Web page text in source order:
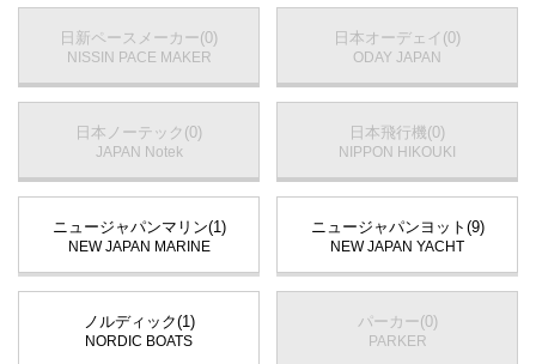
日新ペースメーカー(0)
NISSIN PACE MAKER
日本オーデェイ(0)
ODAY JAPAN
日本ノーテック(0)
JAPAN Notek
日本飛行機(0)
NIPPON HIKOUKI
ニュージャパンマリン(1)
NEW JAPAN MARINE
ニュージャパンヨット(9)
NEW JAPAN YACHT
ノルディック(1)
NORDIC BOATS
パーカー(0)
PARKER